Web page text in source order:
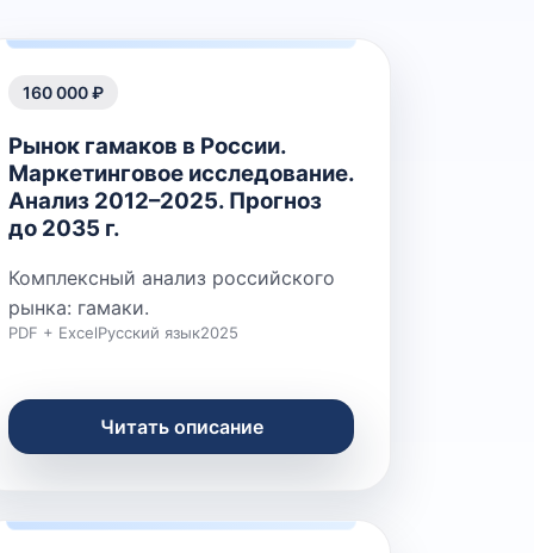
160 000 ₽
Рынок гамаков в России.
Маркетинговое исследование.
Анализ 2012–2025. Прогноз
до 2035 г.
Комплексный анализ российского
рынка: гамаки.
PDF + ExcelРусский язык2025
Читать описание